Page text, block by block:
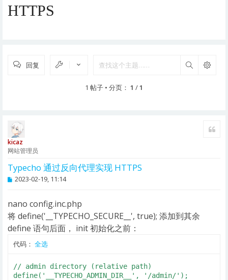
HTTPS
回复 搜索
1 帖子 • 分页： 1 /1
kicaz
网站管理员
Typecho 通过反向代理实现 HTTPS
帖
2023-02-19, 11:14
nano config.inc.php
将 define('__TYPECHO_SECURE__', true); 添加到其余
define 语句后面， init 初始化之前：
代码： 全选
// admin directory (relative path)
define('__TYPECHO_ADMIN_DIR__', '/admin/');